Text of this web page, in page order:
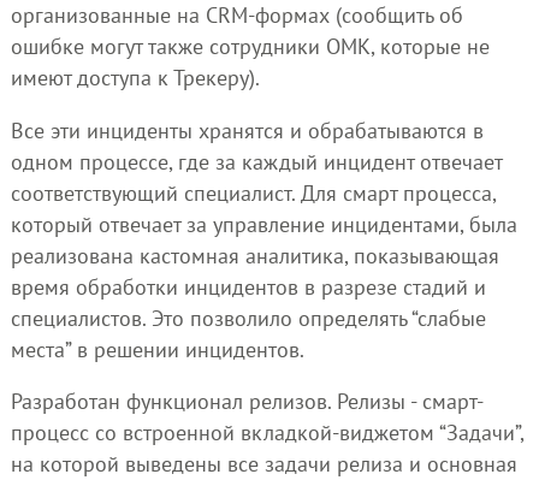
организованные на CRM-формах (сообщить об
ошибке могут также сотрудники ОМК, которые не
имеют доступа к Трекеру).
Все эти инциденты хранятся и обрабатываются в
одном процессе, где за каждый инцидент отвечает
соответствующий специалист. Для смарт процесса,
который отвечает за управление инцидентами, была
реализована кастомная аналитика, показывающая
время обработки инцидентов в разрезе стадий и
специалистов. Это позволило определять “слабые
места” в решении инцидентов.
Разработан функционал релизов. Релизы - смарт-
процесс со встроенной вкладкой-виджетом “Задачи”,
на которой выведены все задачи релиза и основная